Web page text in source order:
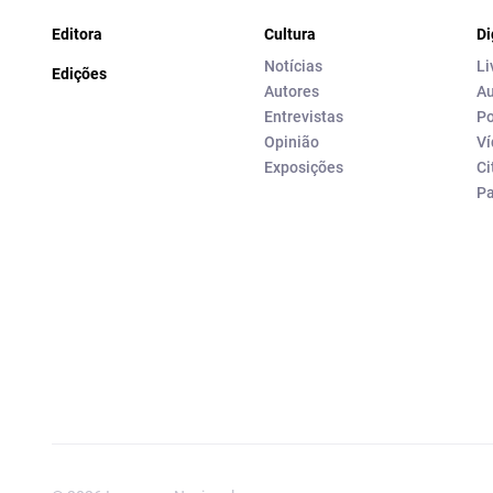
Editora
Edições
Cultura
Notícias
Autores
Entrevistas
Opinião
Exposições